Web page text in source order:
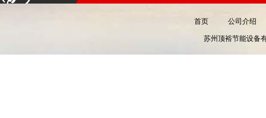
首页 公司介绍
苏州顶裕节能设备